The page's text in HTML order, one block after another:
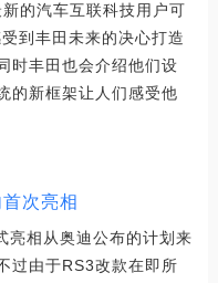
的汽车互联科技用户可
到丰田未来的决心打造
时丰田也会介绍他们设
的新框架让人们感受他
次亮相
亮相从奥迪公布的计划来
过由于RS3改款在即所